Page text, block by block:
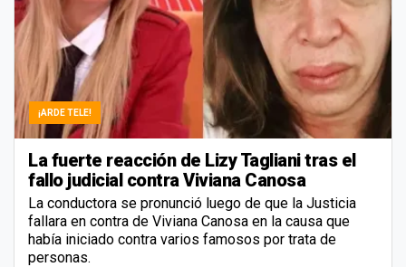
¡ARDE TELE!
La fuerte reacción de Lizy Tagliani tras el
fallo judicial contra Viviana Canosa
La conductora se pronunció luego de que la Justicia
fallara en contra de Viviana Canosa en la causa que
había iniciado contra varios famosos por trata de
personas.